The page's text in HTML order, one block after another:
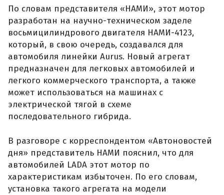
По словам представителя «НАМИ», этот мотор
разработан на научно-техническом заделе
восьмицилиндрового двигателя НАМИ-4123,
который, в свою очередь, создавался для
автомобиля линейки Aurus. Новый агрегат
предназначен для легковых автомобилей и
легкого коммерческого транспорта, а также
может использоваться на машинах с
электрической тягой в схеме
последовательного гибрида.
В разговоре с корреспондентом «Автоновостей
дня» представитель НАМИ пояснил, что для
автомобилей LADA этот мотор по
характеристикам избыточен. По его словам,
установка такого агрегата на модели